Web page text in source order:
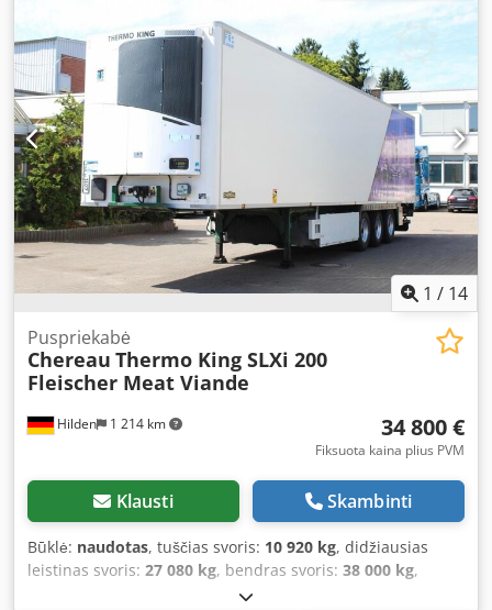
1 / 14
Hilden 1 214 km
Puspriekabė
Chereau Thermo King SLXi 200
Fleischer Meat Viande
34 800 €
Fiksuota kaina plius PVM
Klausti Skambinti
Būklė: naudotas, tuščias svoris: 10 920 kg, didžiausias
leistinas svoris: 27 080 kg, bendras svoris: 38 000 kg,
, krovimo vietos ilgis: